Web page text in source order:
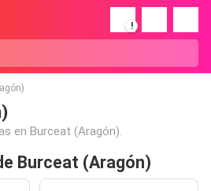
!
en Burceat (Aragón).
Burceat (Aragón)